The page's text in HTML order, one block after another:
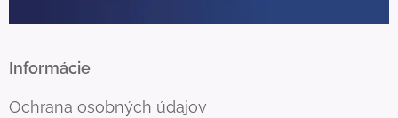
Informácie
Ochrana osobných údajov